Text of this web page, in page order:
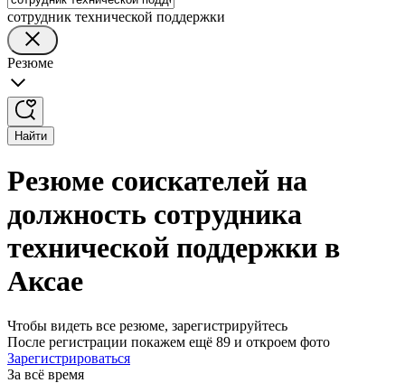
сотрудник технической поддержки
Резюме
Найти
Резюме соискателей на
должность сотрудника
технической поддержки в
Аксае
Чтобы видеть все резюме, зарегистрируйтесь
После регистрации покажем ещё 89 и откроем фото
Зарегистрироваться
За всё время